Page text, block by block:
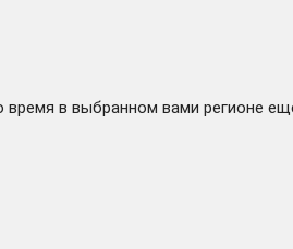
в выбранном вами регионе